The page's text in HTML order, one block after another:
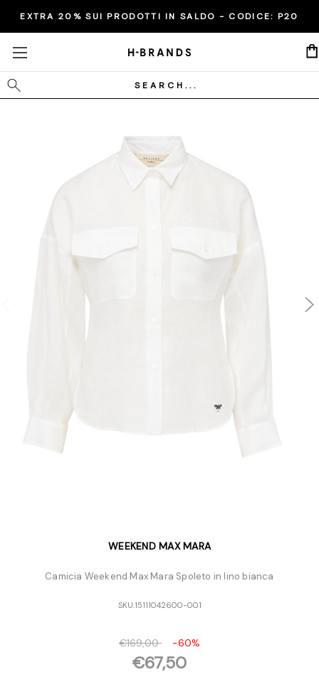
EXTRA 20% SUI PRODOTTI IN SALDO - CODICE: P20
Cerca
WEEKEND MAX MARA
Camicia Weekend Max Mara Spoleto in lino bianca
SKU:15111042600-001
€169,00 -60%
€67,50